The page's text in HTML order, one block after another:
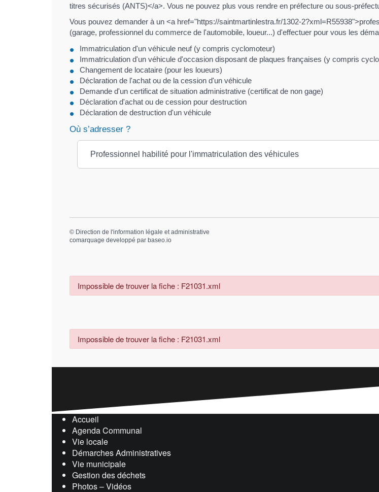
titres sécurisés (ANTS)</a>. Vous ne pouvez plus vous rendre en préfecture ou sous-
Vous pouvez demander à un <a href="https://saintmartinlestra.fr/1302-
(garage, professionnel du commerce de l'automobile, loueur...) d'effectuer pour vous les
Immatriculation d'un véhicule neuf (y compris cyclomoteur)
Immatriculation d'un véhicule d'occasion disposant de plaques françaises (y compris
Changement de locataire (pour les loueurs)
Déclaration de l'achat ou de la cession d'un véhicule
Demande d'un certificat de situation administrative (certificat de non gage)
Déclaration d'achat ou de cession pour destruction
Déclaration de destruction d'un véhicule
Où s’adresser ?
Professionnel habilité pour l'immatriculation des véhicules
© Direction de l'information légale et administrative
comarquage developpé par baseo.io
Impossible de trouver la fiche : F21031.xml
Impossible de trouver la fiche : F21031.xml
Accueil
Agenda Communal
Vie locale
Démarches Administratives
Vie municipale
Gestion des déchets
Photos – Vidéos